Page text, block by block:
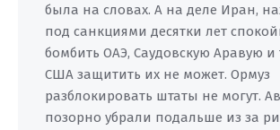
была на словах. А на деле Иран,
под санкциями десятки лет
бомбить ОАЭ, Саудовскую Аравую и
США защитить их не может. Ормуз
разблокировать штаты не могут.
позорно убрали подальше из за